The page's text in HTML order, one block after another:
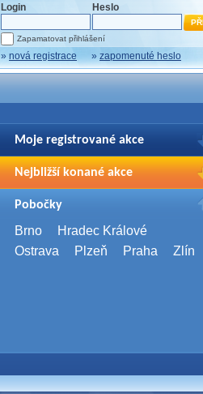
Login Heslo
Zapamatovat přihlášení
» nová registrace » zapomenuté heslo
Moje registrované akce
Pro zobrazení Vašich registrací na akce
se prosím přihlašte.
Nejbližší konané akce
WUG Days 2026
4. 9. 2026,Brno
SQL Server Bootcamp 2026
Pobočky
Brno
Hradec Králové
Ostrava
Plzeň Praha Zlín